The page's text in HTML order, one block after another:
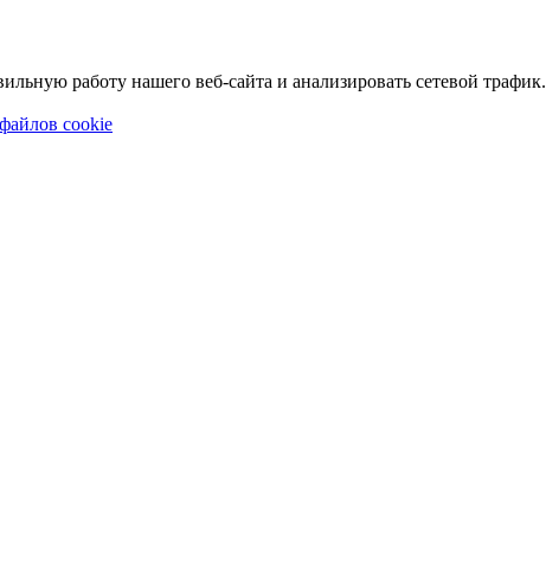
работу нашего веб-сайта и анализировать сетевой трафик.
cookie